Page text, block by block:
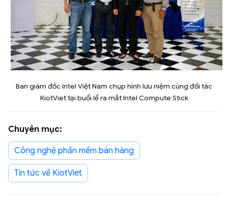
Ban giám đốc Intel Việt Nam chụp hình lưu niệm cùng đối tác
KiotViet tại buổi lể ra mắt Intel Compute Stick
Chuyên mục:
Công nghệ phần mềm bán hàng
Tin tức về KiotViet